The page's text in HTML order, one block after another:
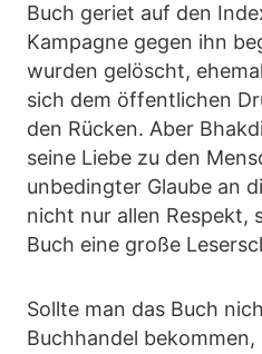
Buch geriet auf den
Kampagne gegen ihn
wurden gelöscht,
sich dem öffentlichen
den Rücken. Aber
seine Liebe zu den
unbedingter Glaube an
nicht nur allen Respekt,
Buch eine große
Sollte man das Buch
Buchhandel